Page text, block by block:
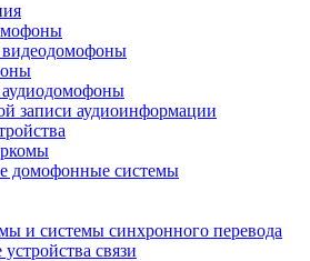
записи аудиоинформации
домофонные системы
и системы синхронного перевода
связи